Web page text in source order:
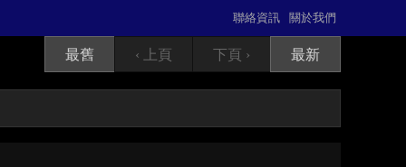
關於我們
聯絡資訊
最舊 ‹ 上頁 下頁 › 最新